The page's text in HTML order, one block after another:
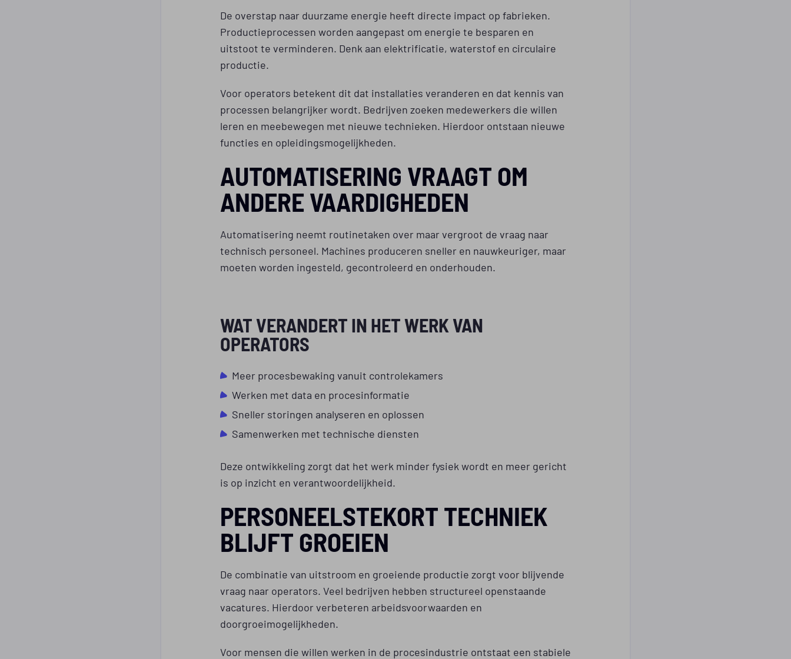
De overstap naar duurzame energie heeft directe impact op fabrieken.
Productieprocessen worden aangepast om energie te besparen en
uitstoot te verminderen. Denk aan elektrificatie, waterstof en circulaire
productie.
Voor operators betekent dit dat installaties veranderen en dat kennis van
processen belangrijker wordt. Bedrijven zoeken medewerkers die willen
leren en meebewegen met nieuwe technieken. Hierdoor ontstaan nieuwe
functies en opleidingsmogelijkheden.
AUTOMATISERING VRAAGT OM
ANDERE VAARDIGHEDEN
Automatisering neemt routinetaken over maar vergroot de vraag naar
technisch personeel. Machines produceren sneller en nauwkeuriger, maar
moeten worden ingesteld, gecontroleerd en onderhouden.
WAT VERANDERT IN HET WERK VAN
OPERATORS
Meer procesbewaking vanuit controlekamers
Werken met data en procesinformatie
Sneller storingen analyseren en oplossen
Samenwerken met technische diensten
Deze ontwikkeling zorgt dat het werk minder fysiek wordt en meer gericht
is op inzicht en verantwoordelijkheid.
PERSONEELSTEKORT TECHNIEK
BLIJFT GROEIEN
De combinatie van uitstroom en groeiende productie zorgt voor blijvende
vraag naar operators. Veel bedrijven hebben structureel openstaande
vacatures. Hierdoor verbeteren arbeidsvoorwaarden en
doorgroeimogelijkheden.
Voor mensen die willen werken in de procesindustrie ontstaat een stabiele